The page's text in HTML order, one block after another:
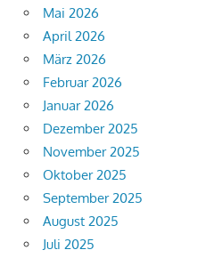
Mai 2026
April 2026
März 2026
Februar 2026
Januar 2026
Dezember 2025
November 2025
Oktober 2025
September 2025
August 2025
Juli 2025